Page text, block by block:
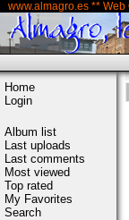
www.almagro.es **
Home
Login
Album list
Last uploads
Last comments
Most viewed
Top rated
My Favorites
Search